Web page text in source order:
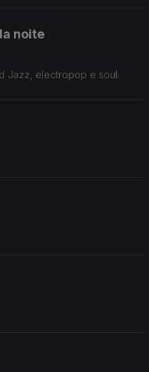
noite
Jazz, electropop e soul.